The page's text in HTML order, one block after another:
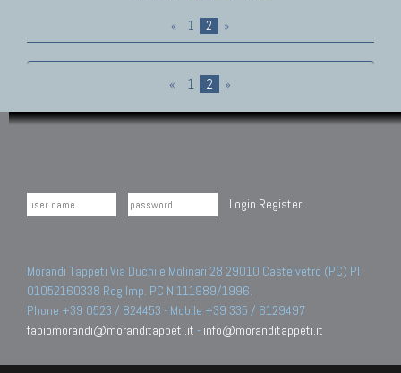
« 1 2 »
« 1 2 »
Login Register
Morandi Tappeti Via Duchi e Molinari 28 29010 Castelvetro (PC) PI
01052160338 Reg.Imp. PC N.111989/1996.
Phone +39 0523 / 824453 - Mobile +39 335 / 6129497
fabiomorandi@moranditappeti.it - info@moranditappeti.it